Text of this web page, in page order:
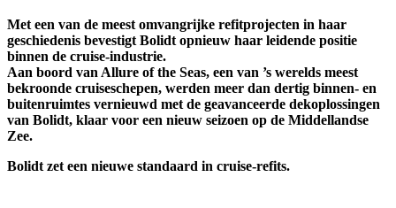
Met een van de meest omvangrijke refitprojecten in haar
geschiedenis bevestigt Bolidt opnieuw haar leidende positie
binnen de cruise-industrie.
Aan boord van Allure of the Seas, een van ’s werelds meest
bekroonde cruiseschepen, werden meer dan dertig binnen- en
buitenruimtes vernieuwd met de geavanceerde dekoplossingen
van Bolidt, klaar voor een nieuw seizoen op de Middellandse
Zee.
Bolidt zet een nieuwe standaard in cruise-refits.